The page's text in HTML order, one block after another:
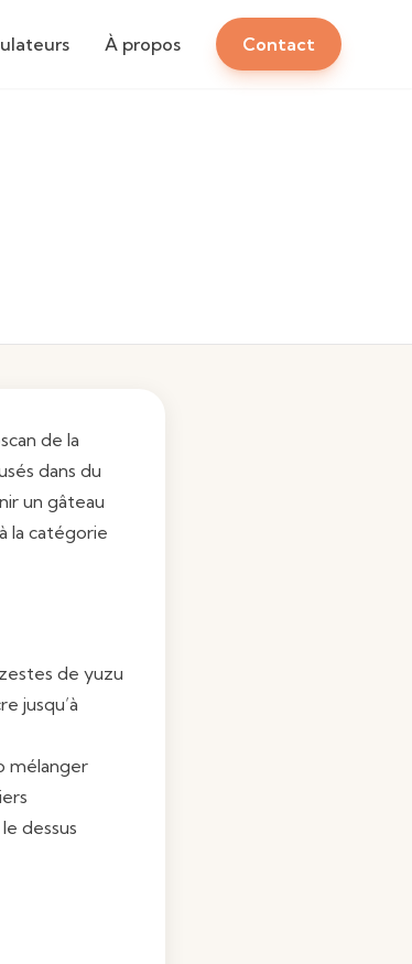
À propos Contact
de la
dans du
un gâteau
la catégorie
de yuzu
jusqu’à
mélanger
dessus